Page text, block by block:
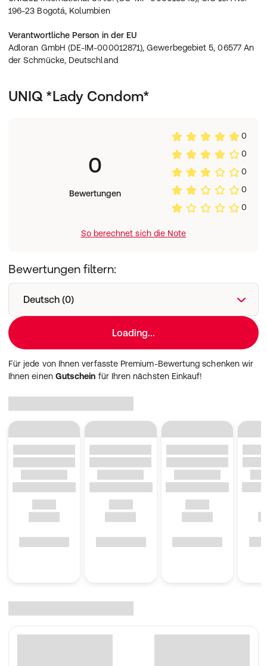
196-23 Bogotá, Kolumbien
Verantwortliche Person in der EU
Adloran GmbH (DE-IM-000012871), Gewerbegebiet 5, 06577 An
der Schmücke, Deutschland
UNIQ *Lady Condom*
0
Bewertungen
0
0
0
0
0
So berechnet sich die Note
Bewertungen filtern:
Deutsch (0)
Loading...
Für jede von Ihnen verfasste Premium-Bewertung schenken wir
Ihnen einen Gutschein für Ihren nächsten Einkauf!